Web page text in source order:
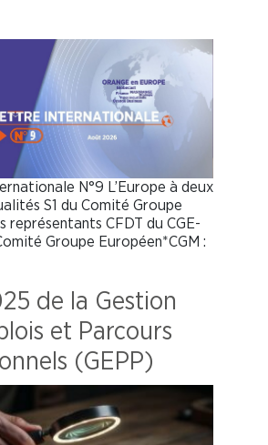
N°9 L’Europe à deux
S1 du Comité Groupe
représentants CFDT du CGE-
Groupe Européen*CGM :
de la Gestion
et Parcours
(GEPP)